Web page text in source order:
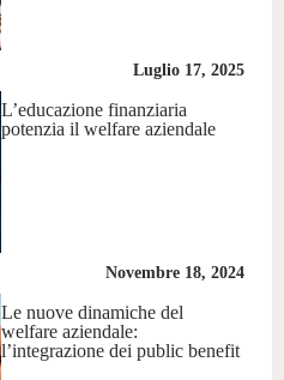
Luglio 17, 2025
L’educazione finanziaria
potenzia il welfare aziendale
Novembre 18, 2024
Le nuove dinamiche del
welfare aziendale:
l’integrazione dei public benefit